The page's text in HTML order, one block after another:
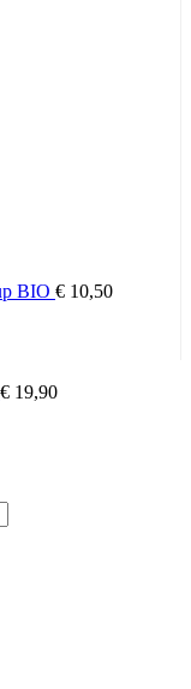
BIO € 10,50
€19,90